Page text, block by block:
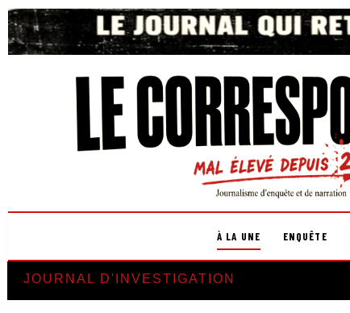
À LA UNE ENQUÊTE
JOURNAL D'INVESTIGATION